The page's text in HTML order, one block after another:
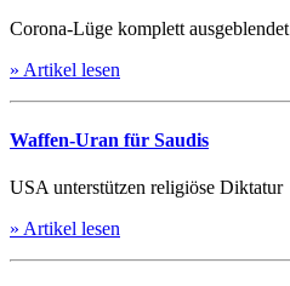
Corona-Lüge komplett ausgeblendet
» Artikel lesen
Waffen-Uran für Saudis
USA unterstützen religiöse Diktatur
» Artikel lesen